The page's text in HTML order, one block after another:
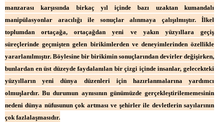
manzarası karşısında birkaç yıl içinde bazı uzaktan kumandalı
manipülasyonlar aracılığı ile sonuçlar alınmaya çalışılmıştır. İlkel
toplumdan ortaçağa, ortaçağdan yeni ve yakın yüzyıllara geçiş
süreçlerinde geçmişten gelen birikimlerden ve deneyimlerinden özellikle
yararlanılmıştır. Böylesine bir birikimin sonuçlarından devirler değişirken,
bunlardan en üst düzeyde faydalanılan bir çizgi içinde insanlar, gelecekteki
yüzyılların yeni dünya düzenleri için hazırlanmalarına yardımcı
olmuşlardır. Bu durumun aynısının günümüzde gerçekleştirilememesinin
nedeni dünya nüfusunun çok artması ve şehirler ile devletlerin sayılarının
çok fazlalaşmasıdır.